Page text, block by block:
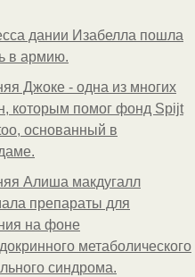
дании Изабелла пошла
в армию.
Джоке - одна из многих
которым помог фонд Spijt
основанный в
Алиша макдугалл
препараты для
на фоне
метаболического
синдрома.